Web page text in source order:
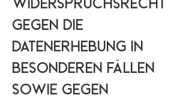
gegen die
Datenerhebung in
besonderen Fällen
sowie gegen